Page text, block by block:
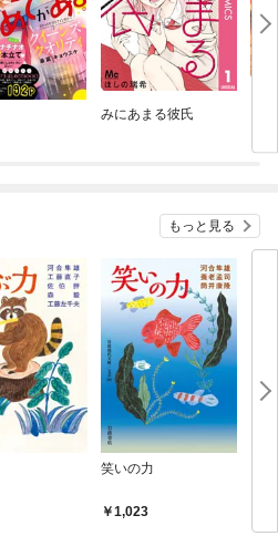
みにあまる彼氏
もっと見る
笑いの力
1,023